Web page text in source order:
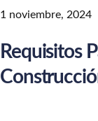
1 noviembre, 2024
Requisitos